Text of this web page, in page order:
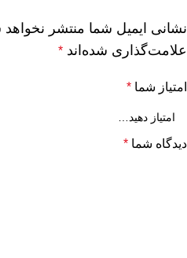
نشانی ایمیل شما منتشر
علامت‌گذاری شده‌اند *
امتیاز شما *
دیدگاه شما *